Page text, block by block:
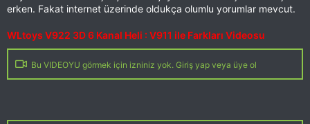
erken. Fakat internet üzerinde oldukça olumlu yorumlar mevcut.
WLtoys V922 3D 6 Kanal Heli : V911 ile Farkları Videosu
Bu VIDEOYU görmek için izniniz yok. Giriş yap veya üye ol